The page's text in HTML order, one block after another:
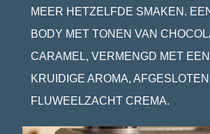
MEER HETZELFDE SMAKEN.
BODY MET TONEN VAN
CARAMEL, VERMENGD MET
KRUIDIGE AROMA,
FLUWEELZACHT CREMA.